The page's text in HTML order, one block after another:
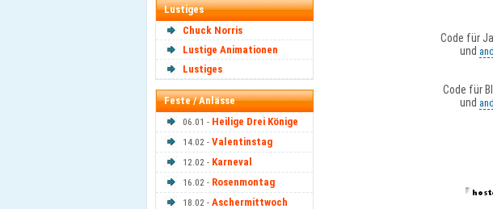
Lustiges
Chuck Norris
Lustige Animationen
Lustiges
Feste / Anlässe
06.01 - Heilige Drei Könige
14.02 - Valentinstag
12.02 - Karneval
16.02 - Rosenmontag
18.02 - Aschermittwoch
Code für
und
Code für
und